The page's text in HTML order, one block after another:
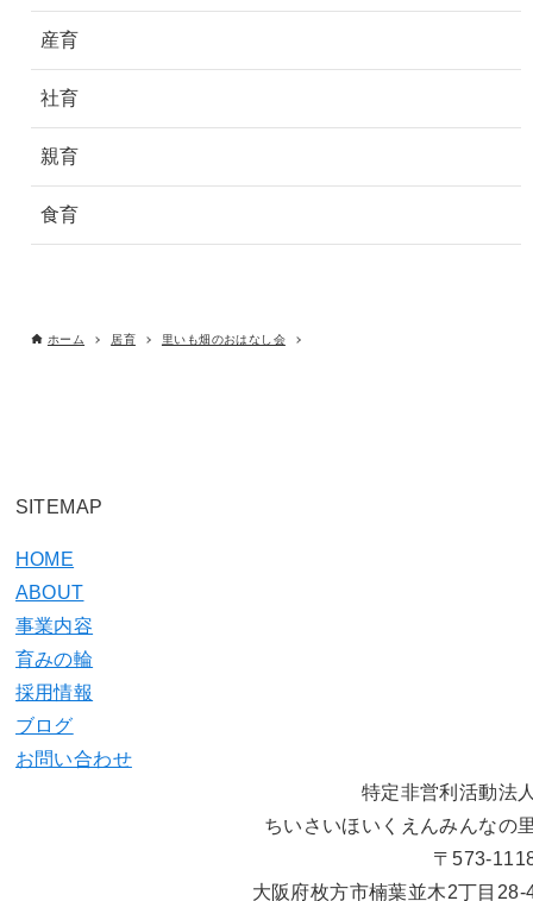
産育
社育
親育
食育
ホーム 居育 里いも畑のおはなし会
SITEMAP
HOME
ABOUT
事業内容
育みの輪
採用情報
ブログ
お問い合わせ
特定非営利活動法
ちいさいほいくえんみんなの
〒573-
大阪府枚方市楠葉並木2丁目28-